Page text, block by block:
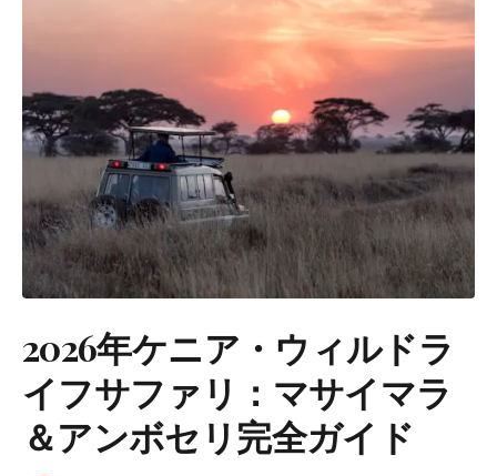
2026年ケニア・ウィルドラ
イフサファリ：マサイマラ
＆アンボセリ完全ガイド